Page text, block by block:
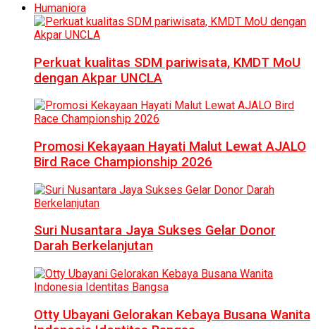
Humaniora
Perkuat kualitas SDM pariwisata, KMDT MoU
dengan Akpar UNCLA
Promosi Kekayaan Hayati Malut Lewat AJALO
Bird Race Championship 2026
Suri Nusantara Jaya Sukses Gelar Donor
Darah Berkelanjutan
Otty Ubayani Gelorakan Kebaya Busana Wanita